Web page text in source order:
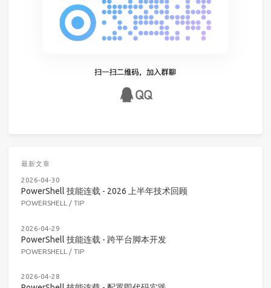
最新文章
2026-04-30
PowerShell 技能连载 - 2026 上半年技术回顾
POWERSHELL / TIP
2026-04-29
PowerShell 技能连载 - 跨平台脚本开发
POWERSHELL / TIP
2026-04-28